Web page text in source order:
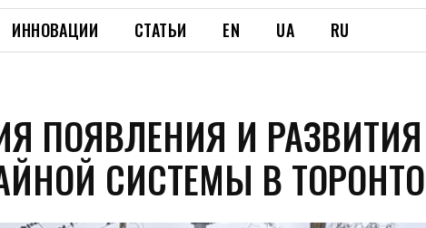
ИННОВАЦИИ СТАТЬИ EN UA RU
ПОЯВЛЕНИЯ И РАЗВИТИЯ
СИСТЕМЫ В ТОРОНТО